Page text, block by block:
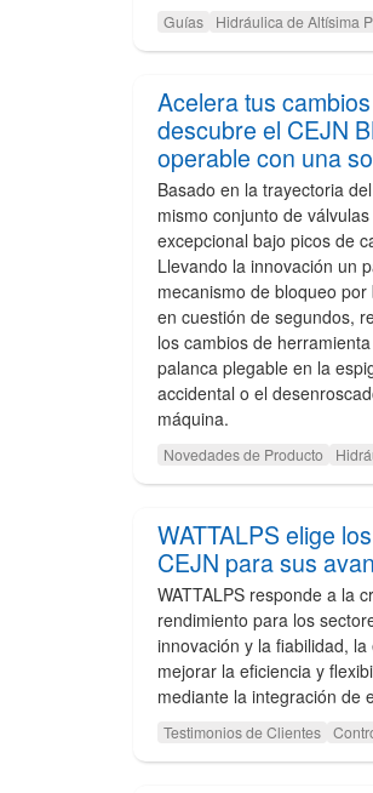
Guías Hidráulica de Altísima
Acelera tus
descubre el CEJN
operable con una
Basado en la trayectoria
mismo conjunto de
excepcional bajo picos de
Llevando la innovación un
mecanismo de bloqueo
en cuestión de segundos,
los cambios de
palanca plegable en la
accidental o el
máquina.
Novedades de Producto
WATTALPS elige
CEJN para sus
WATTALPS responde a la
rendimiento para los
innovación y la fiabilidad,
mejorar la eficiencia y
mediante la integración de
Testimonios de Clientes